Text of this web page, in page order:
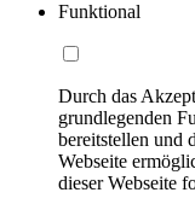
Funktional
Durch das
grundlegenden
bereitstellen und
Webseite
dieser Webseite